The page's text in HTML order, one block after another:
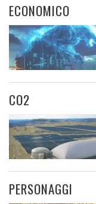
ECONOMICO
CO2
PERSONAGGI